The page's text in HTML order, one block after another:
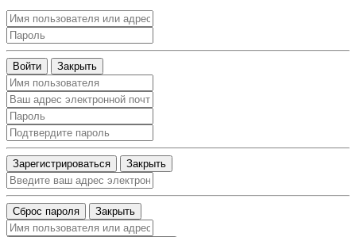
Войти Закрыть
Зарегистрироваться Закрыть
Сброс пароля Закрыть